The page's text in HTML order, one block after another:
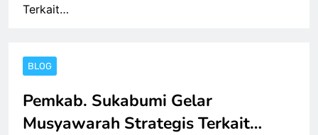
Terkait…
BLOG
Pemkab. Sukabumi Gelar
Musyawarah Strategis Terkait…